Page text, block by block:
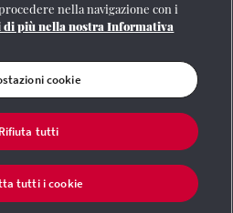
204/2009
| Protezione dei dati personali
Partita
nella navigazione con i
di più nella nostra Informativa
cookie
Rifiuta tutti
tutti i cookie